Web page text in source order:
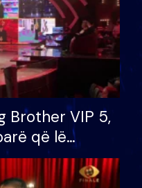
Brother VIP 5,
që lë
për